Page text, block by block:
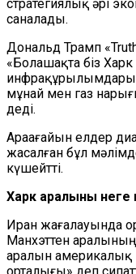
стратегиялық әрі
саналады.
Дональд Трамп
«Болашақта біз
мұнай мен газ
деді.
Араағайын елдер
жасалған бұл
күшейтті.
Харк аралыны неге
Иран жағалауында
Манхэттен
аралын америкалық